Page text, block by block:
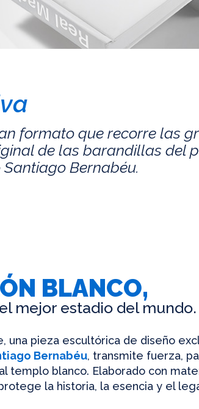
formato que recorre las
de las barandillas del
Bernabéu.
BLANCO,
mejor estadio del mundo.
una pieza escultórica de diseño
Bernabéu, transmite fuerza,
templo blanco. Elaborado con
la historia, la esencia y el